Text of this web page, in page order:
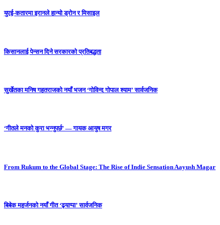
युएई-कतारमा इरानले हान्यो ड्रोन र मिसाइल
किसानलाई पेन्सन दिने सरकारको प्रतिबद्धता
सुर्खेतका मनिष गहतराजको नयाँ भजन ‘गोविन्द गोपाल श्याम’ सार्वजनिक
‘गीतले मनको कुरा भन्नुपर्छ’ — गायक आयुष मगर
From Rukum to the Global Stage: The Rise of Indie Sensation Aayush Magar
बिबेक महर्जनको नयाँ गीत ‘ढ्याप्पा’ सार्वजनिक